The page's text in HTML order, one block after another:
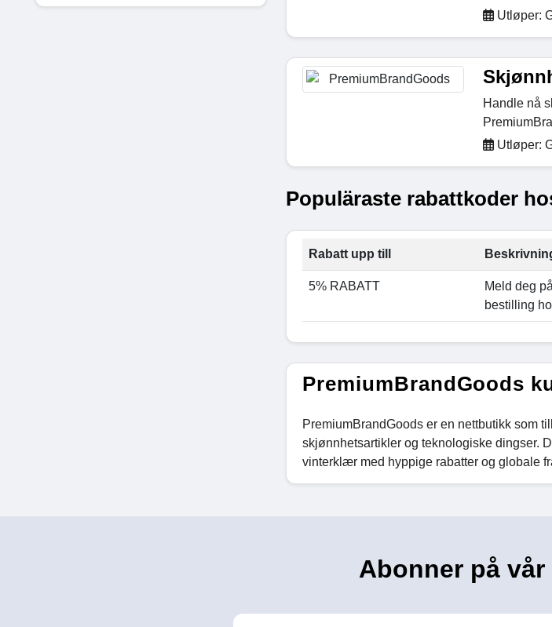
Utløper:
Handle nå
Utløper:
Populäraste rabattkoder
Rabatt upp till
5% RABATT
Meld deg
bestilling
PremiumBrandGoods
PremiumBrandGoods er en nettbutikk som
skjønnhetsartikler og teknologiske dingser.
vinterklær med hyppige rabatter og globale
Abonner på vår